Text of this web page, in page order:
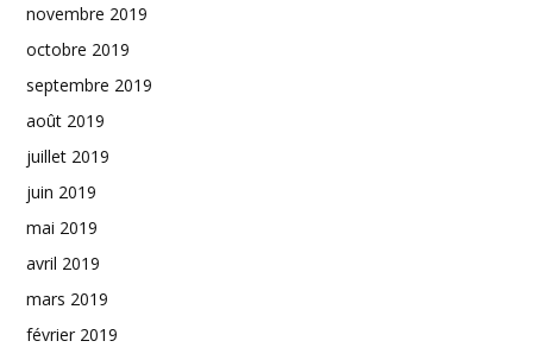
novembre 2019
octobre 2019
septembre 2019
août 2019
juillet 2019
juin 2019
mai 2019
avril 2019
mars 2019
février 2019